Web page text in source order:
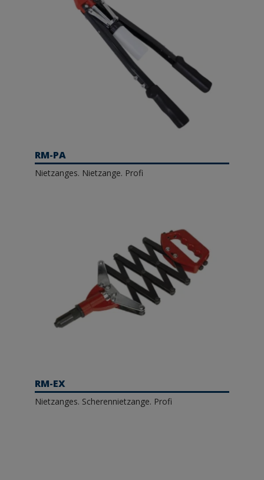
RM-PA
Nietzanges. Nietzange. Profi
RM-EX
Nietzanges. Scherennietzange. Profi